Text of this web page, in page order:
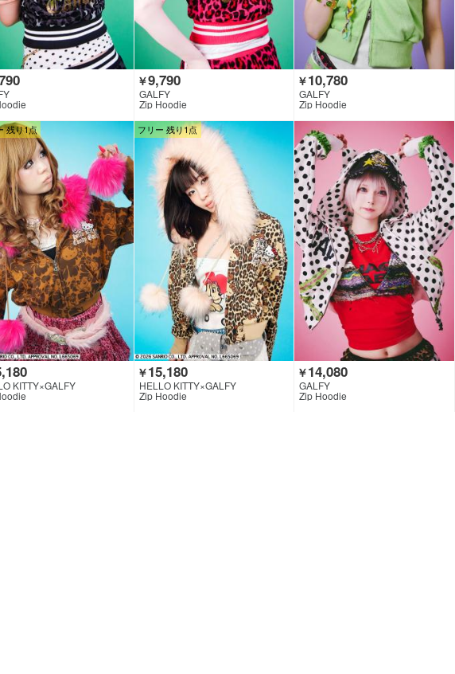
￥9,790
GALFY
Zip Hoodie
￥10,780
GALFY
Zip Hoodie
残り1点
KITTY×GALFY
フリー 残り1点
￥15,180
HELLO KITTY×GALFY
Zip Hoodie
￥14,080
GALFY
Zip Hoodie